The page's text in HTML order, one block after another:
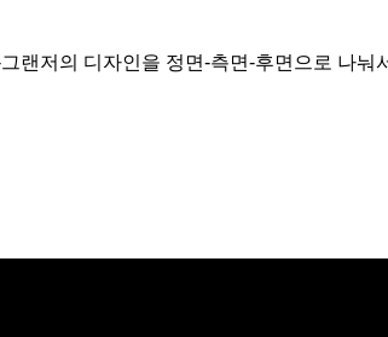
랜저의 디자인을 정면-측면-후면으로 나눠